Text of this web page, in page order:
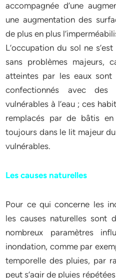
accompagnée d’une
une augmentation des
de plus en plus
L’occupation du sol ne
sans problèmes majeurs,
atteintes par les eaux
confectionnés avec
vulnérables à l’eau ; ces
remplacés par de bâtis
toujours dans le lit majeur
vulnérables.
Les causes naturelles
Pour ce qui concerne les
les causes naturelles sont
nombreux paramètres
inondation, comme par
temporelle des pluies, par
peut s’agir de pluies